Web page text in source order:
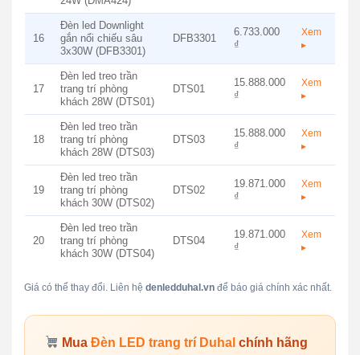
16
Đèn led Downlight
gắn nổi chiếu sâu
3x30W (DFB3301)
DFB3301
6.733.000
₫
Xem
▸
17
Đèn led treo trần
trang trí phòng
khách 28W (DTS01)
DTS01
15.888.000
₫
Xem
▸
18
Đèn led treo trần
trang trí phòng
khách 28W (DTS03)
DTS03
15.888.000
₫
Xem
▸
19
Đèn led treo trần
trang trí phòng
khách 30W (DTS02)
DTS02
19.871.000
₫
Xem
▸
20
Đèn led treo trần
trang trí phòng
khách 30W (DTS04)
DTS04
19.871.000
₫
Xem
▸
Giá có thể thay đổi. Liên hệ denledduhal.vnđể báo giá chính xác nhất.
MuaĐèn LED trang trí Duhal chính hãng